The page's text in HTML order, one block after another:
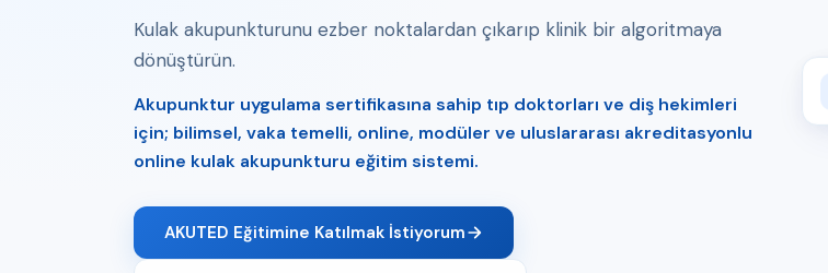
Kulak akupunkturunu ezber noktalardan çıkarıp klinik bir algoritmaya
dönüştürün.
Akupunktur uygulama sertifikasına sahip tıp doktorları ve diş hekimleri
için; bilimsel, vaka temelli, online, modüler ve uluslararası akreditasyonlu
online kulak akupunkturu eğitim sistemi.
AKUTED Eğitimine Katılmak İstiyorum